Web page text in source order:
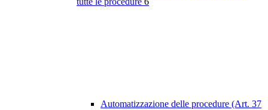
Automatizzazione delle procedure (Art. 37